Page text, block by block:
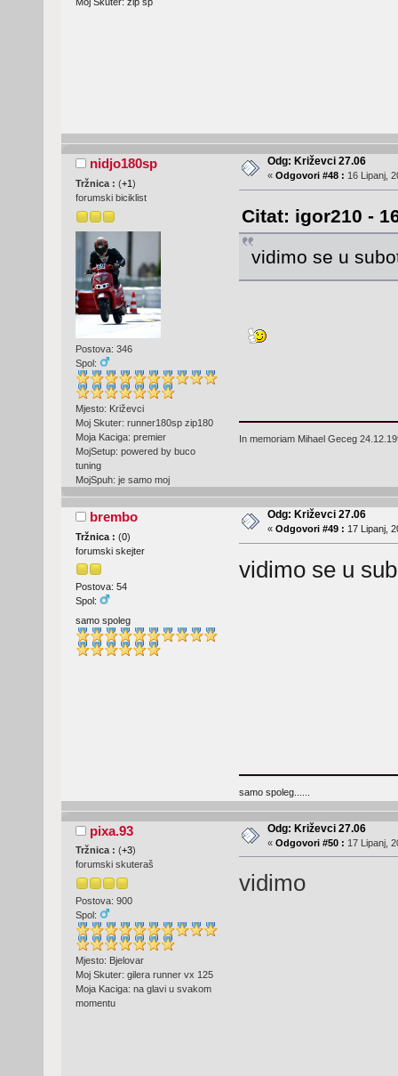
nidjo180sp
Tržnica : (+1 )
forumski biciklist
Postova: 346
Spol:
Mjesto: Križevci
Moj Skuter: runner180sp zip180
Moja Kaciga: premier
MojSetup: powered by buco
tuning
MojSpuh: je samo moj
Odg: Križevci 27.06
« Odgovori #48 : 16 Lipanj,
Citat: igor210 -
vidimo se u
In memoriam Mihael Geceg
brembo
Tržnica : (0)
forumski skejter
Postova: 54
Spol:
samo spoleg
Odg: Križevci 27.06
« Odgovori #49 : 17 Lipanj,
vidimo se u
samo spoleg......
pixa.93
Tržnica : (+3)
forumski skuteraš
Postova: 900
Spol:
Mjesto: Bjelovar
Moj Skuter: gilera runner vx 125
Moja Kaciga: na glavi u svakom
momentu
Odg: Križevci 27.06
« Odgovori #50 : 17 Lipanj,
vidimo